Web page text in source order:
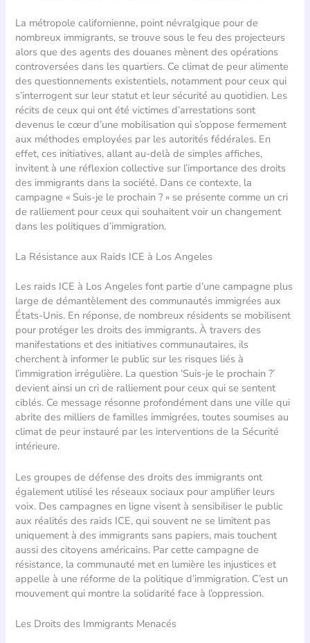
La métropole californienne, point névralgique pour de
nombreux immigrants, se trouve sous le feu des projecteurs
alors que des agents des douanes mènent des opérations
controversées dans les quartiers. Ce climat de peur alimente
des questionnements existentiels, notamment pour ceux qui
s’interrogent sur leur statut et leur sécurité au quotidien. Les
récits de ceux qui ont été victimes d’arrestations sont
devenus le cœur d’une mobilisation qui s’oppose fermement
aux méthodes employées par les autorités fédérales. En
effet, ces initiatives, allant au-delà de simples affiches,
invitent à une réflexion collective sur l’importance des droits
des immigrants dans la société. Dans ce contexte, la
campagne « Suis-je le prochain ? » se présente comme un cri
de ralliement pour ceux qui souhaitent voir un changement
dans les politiques d’immigration.
La Résistance aux Raids ICE à Los Angeles
Les raids ICE à Los Angeles font partie d’une campagne plus
large de démantèlement des communautés immigrées aux
États-Unis. En réponse, de nombreux résidents se mobilisent
pour protéger les droits des immigrants. À travers des
manifestations et des initiatives communautaires, ils
cherchent à informer le public sur les risques liés à
l’immigration irrégulière. La question ‘Suis-je le prochain ?’
devient ainsi un cri de ralliement pour ceux qui se sentent
ciblés. Ce message résonne profondément dans une ville qui
abrite des milliers de familles immigrées, toutes soumises au
climat de peur instauré par les interventions de la Sécurité
intérieure.
Les groupes de défense des droits des immigrants ont
également utilisé les réseaux sociaux pour amplifier leurs
voix. Des campagnes en ligne visent à sensibiliser le public
aux réalités des raids ICE, qui souvent ne se limitent pas
uniquement à des immigrants sans papiers, mais touchent
aussi des citoyens américains. Par cette campagne de
résistance, la communauté met en lumière les injustices et
appelle à une réforme de la politique d’immigration. C’est un
mouvement qui montre la solidarité face à l’oppression.
Les Droits des Immigrants Menacés